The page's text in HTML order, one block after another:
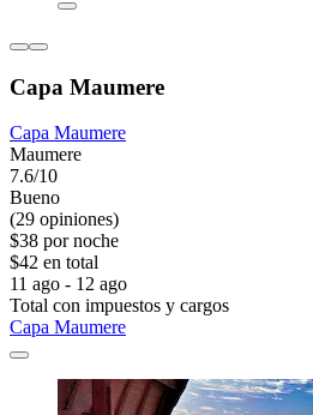
Capa Maumere
Capa Maumere
Maumere
7.6/10
Bueno
(29 opiniones)
$38 por noche
$42 en total
11 ago - 12 ago
Total con impuestos y cargos
Capa Maumere